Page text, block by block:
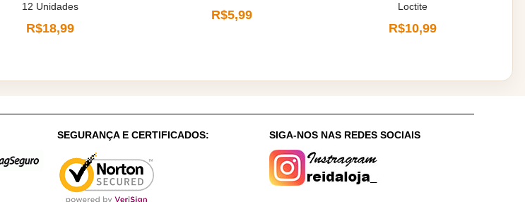
12 Unidades
R$18,99
R$5,99
Loctite
R$10,99
SEGURANÇA E CERTIFICADOS: SIGA-NOS NAS REDES SOCIAIS